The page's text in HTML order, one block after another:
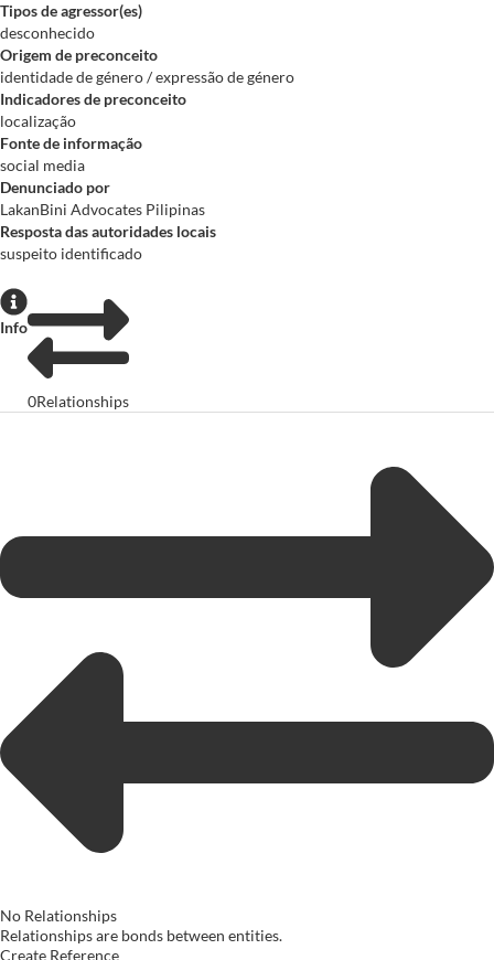
Tipos de agressor(es)
desconhecido
Origem de preconceito
identidade de género / expressão de género
Indicadores de preconceito
localização
Fonte de informação
social media
Denunciado por
LakanBini Advocates Pilipinas
Resposta das autoridades locais
suspeito identificado
Info
0Relationships
No Relationships
Relationships are bonds between entities.
Create Reference